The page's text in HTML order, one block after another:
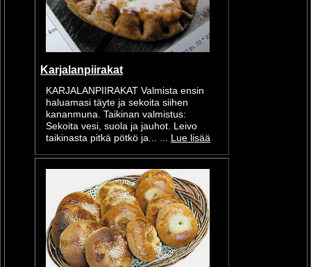
Karjalanpiirakat
KARJALANPIIRAKAT Valmista ensin
haluamasi täyte ja sekoita siihen
kananmuna. Taikinan valmistus:
Sekoita vesi, suola ja jauhot. Leivo
taikinasta pitkä pötkö ja... ... Lue lisää